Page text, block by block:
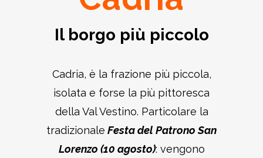
Il borgo più piccolo
Cadria, è la frazione più piccola,
isolata e forse la più pittoresca
della Val Vestino. Particolare la
tradizionale Festa del Patrono San
Lorenzo (10 agosto): vengono